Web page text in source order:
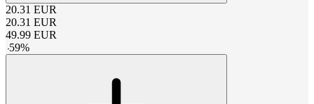
20.31 EUR
20.31 EUR
49.99 EUR
-59%